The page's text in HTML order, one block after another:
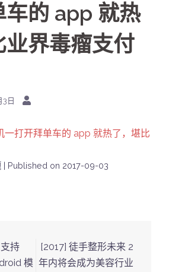
车的 app 就热
业界毒瘤支付
日
一打开拜单车的 app 就热了，堪比
Published on 2017-09-03
持
模
[2017] 徒手整形未来 2
年内将会成为美容行业